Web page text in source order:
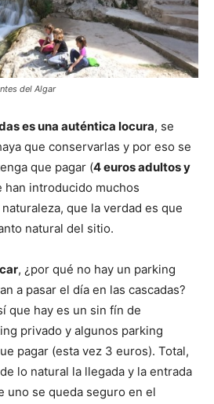
del Algar
es una auténtica locura, se
que conservarlas y por eso se
que pagar (4 euros adultos y
han introducido muchos
que la verdad es que
natural del sitio.
, ¿por qué no hay un parking
a pasar el día en las cascadas?
que hay es un sin fín de
privado y algunos parking
pagar (esta vez 3 euros). Total,
lo natural la llegada y la entrada
uno se queda seguro en el